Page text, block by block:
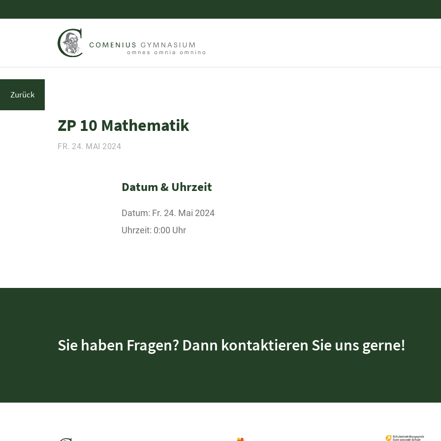
Zurück
ZP 10 Mathematik
FR. 24. MAI 2024
Datum & Uhrzeit
Datum: Fr. 24. Mai 2024
Uhrzeit: 0:00 Uhr
Sie haben Fragen? Dann kontaktieren Sie uns gerne!